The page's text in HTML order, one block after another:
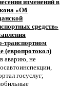
изменений в
«Об
средств»
транспортном
(европротокол)
аварию, не
госуслуг;